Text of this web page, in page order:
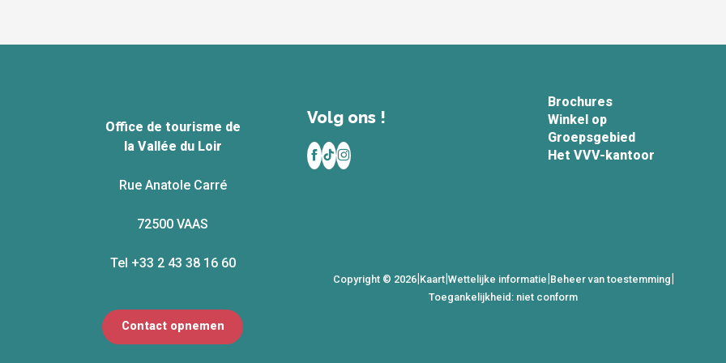
Office de tourisme de
la Vallée du Loir
Rue Anatole Carré
72500 VAAS
Tel +33 2 43 38 16 60
Contact opnemen
Volg ons !
Brochures
Winkel op
Groepsgebied
Het VVV-kantoor
Copyright © 2026|Kaart|Wettelijke informatie|Beheer van toestemming|
Toegankelijkheid: niet conform